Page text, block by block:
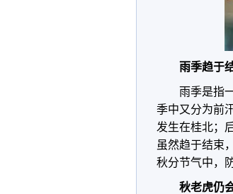
雨季趋于
雨季是指
季中又分为前
发生在桂北；
虽然趋于结束
秋分节气中，
秋老虎仍